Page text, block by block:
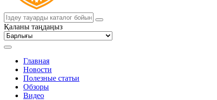
Қаланы таңдаңыз
Главная
Новости
Полезные статьи
Обзоры
Видео